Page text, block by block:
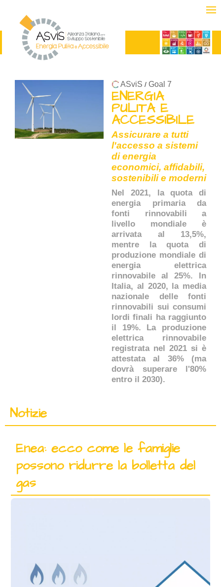
ASviS / Goal 7
ENERGIA
PULITA E
ACCESSIBILE
Assicurare a tutti
l'accesso a sistemi
di energia
economici, affidabili,
sostenibili e moderni
Nel 2021, la quota di
energia primaria da
fonti rinnovabili a
livello mondiale è
arrivata al 13,5%,
mentre la quota di
produzione mondiale di
energia elettrica
rinnovabile al 25%. In
Italia, al 2020, la media
nazionale delle fonti
rinnovabili sui consumi
lordi finali ha raggiunto
il 19%. La produzione
elettrica rinnovabile
registrata nel 2021 si è
attestata al 36% (ma
dovrà superare l'80%
entro il 2030).
Notizie
Enea: ecco come le famiglie
possono ridurre la bolletta del
gas